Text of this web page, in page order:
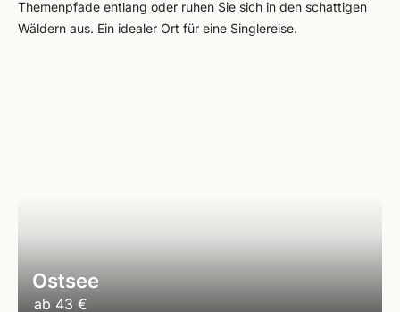
Themenpfade entlang oder ruhen Sie sich in den schattigen
Wäldern aus. Ein idealer Ort für eine Singlereise.
Ostsee
ab 43 €